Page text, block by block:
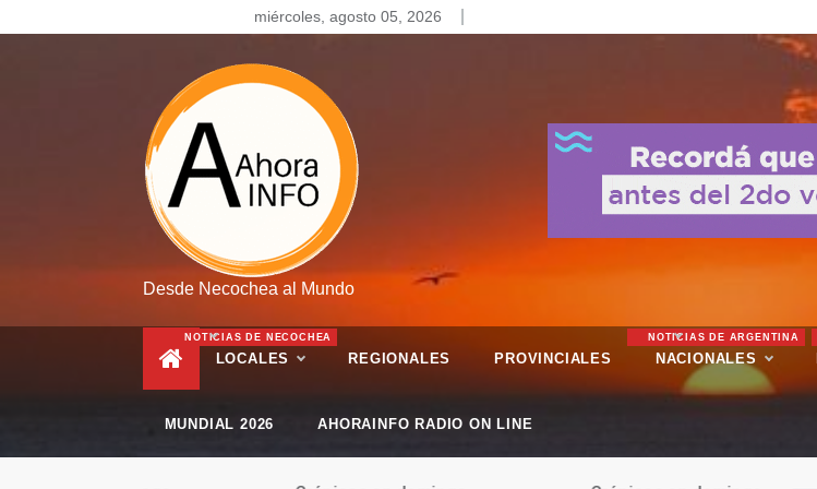
to
miércoles, agosto 05, 2026
Desde Necochea al Mundo
LOCALES
NOTICIAS DE NECOCHEA
REGIONALES PROVINCIALES NACIONALES
NOTICIAS DE ARGENTINA
MUNDIAL 2026 AHORAINFO RADIO ON LINE